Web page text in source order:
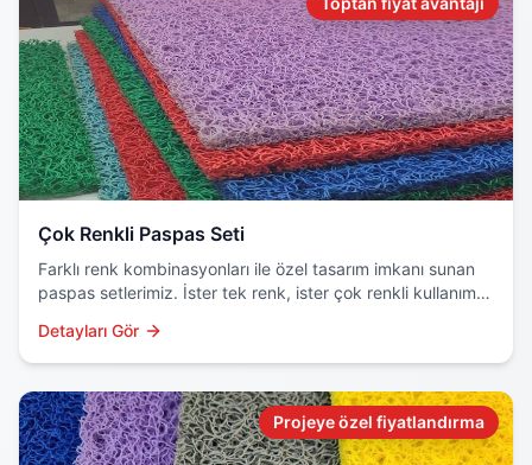
Çok Renkli Paspas Seti
Farklı renk kombinasyonları ile özel tasarım imkanı sunan
paspas setlerimiz. İster tek renk, ister çok renkli kullanım
Detayları Gör
Projeye özel fiyatlandırma